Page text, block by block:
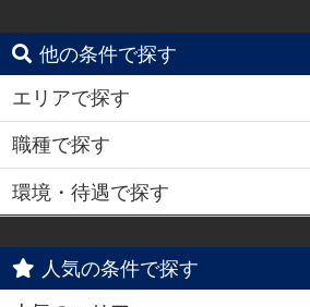
他の条件で探す
エリアで探す
職種で探す
環境・待遇で探す
人気の条件で探す